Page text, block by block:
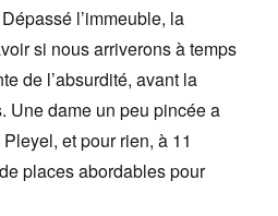
l’immeuble, la
si nous arriverons à temps
de l’absurdité, avant la
Une dame un peu pincée a
et pour rien, à 11
places abordables pour